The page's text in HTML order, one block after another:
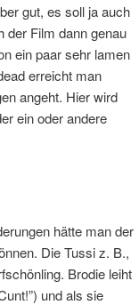
gut, es soll ja auch
der Film dann genau
ein paar sehr lamen
erreicht man
angeht. Hier wird
ein oder andere
hätte man der
Die Tussi z. B.,
Brodie leiht
und als sie